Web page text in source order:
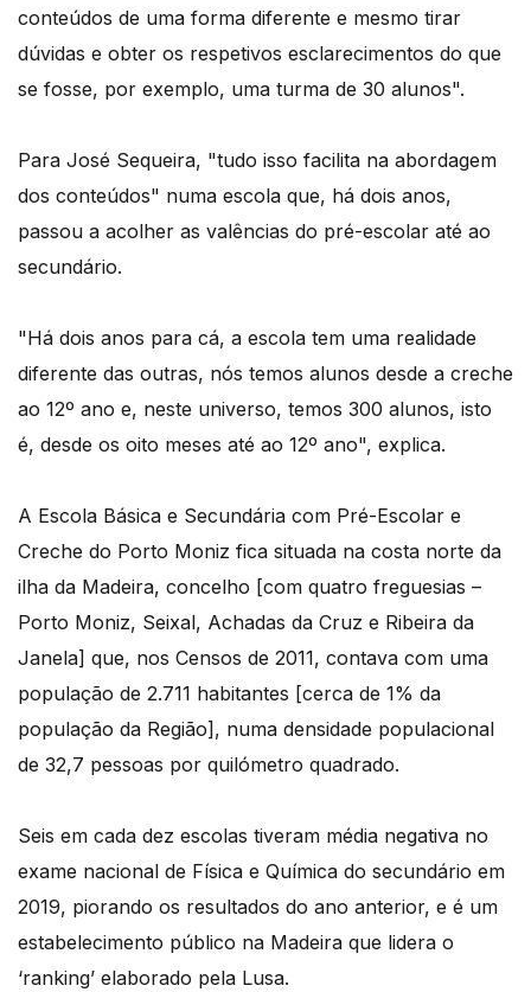
conteúdos de uma forma diferente e mesmo tirar
dúvidas e obter os respetivos esclarecimentos do que
se fosse, por exemplo, uma turma de 30 alunos".
Para José Sequeira, "tudo isso facilita na abordagem
dos conteúdos" numa escola que, há dois anos,
passou a acolher as valências do pré-escolar até ao
secundário.
"Há dois anos para cá, a escola tem uma realidade
diferente das outras, nós temos alunos desde a creche
ao 12º ano e, neste universo, temos 300 alunos, isto
é, desde os oito meses até ao 12º ano", explica.
A Escola Básica e Secundária com Pré-Escolar e
Creche do Porto Moniz fica situada na costa norte da
ilha da Madeira, concelho [com quatro freguesias –
Porto Moniz, Seixal, Achadas da Cruz e Ribeira da
Janela] que, nos Censos de 2011, contava com uma
população de 2.711 habitantes [cerca de 1% da
população da Região], numa densidade populacional
de 32,7 pessoas por quilómetro quadrado.
Seis em cada dez escolas tiveram média negativa no
exame nacional de Física e Química do secundário em
2019, piorando os resultados do ano anterior, e é um
estabelecimento público na Madeira que lidera o
‘ranking’ elaborado pela Lusa.